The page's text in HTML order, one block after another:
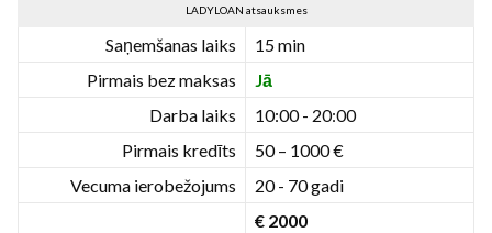
LADYLOAN atsauksmes
Saņemšanas laiks
15 min
Pirmais bez maksas
Jā
Darba laiks
10:00 - 20:00
Pirmais kredīts
50 – 1000 €
Vecuma ierobežojums
20 - 70 gadi
€ 2000